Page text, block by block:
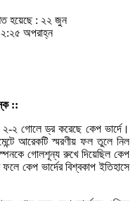
হয়েছে : ২২ জুন
অপরাহ্ন
::
২-২ গোলে ড্র করেছে কেপ ভার্দে।
আরেকটি স্মরণীয় ফল তুলে নিল
গোলশূন্য রুখে দিয়েছিল কেপ
কেপ ভার্দের বিশ্বকাপ ইতিহাসে